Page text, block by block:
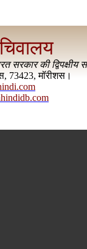
सरकार की द्विपक्षीय
73423, मॉरीशस।